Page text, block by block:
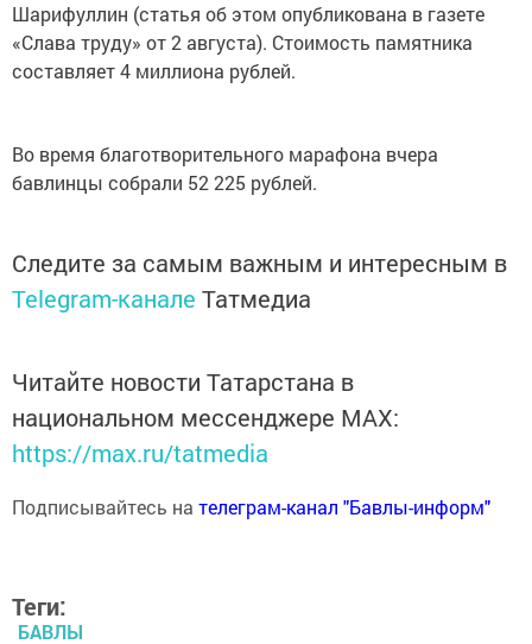
Шарифуллин (статья об этом опубликована в газете
«Слава труду» от 2 августа). Стоимость памятника
составляет 4 миллиона рублей.
Во время благотворительного марафона вчера
бавлинцы собрали 52 225 рублей.
Следите за самым важным и интересным в
Telegram-канале Татмедиа
Читайте новости Татарстана в
национальном мессенджере MАХ:
https://max.ru/tatmedia
Подписывайтесь на телеграм-канал "Бавлы-информ"
Теги:
БАВЛЫ